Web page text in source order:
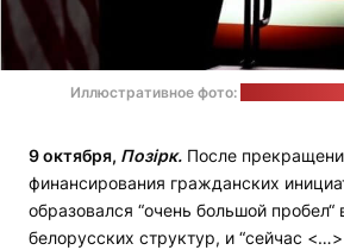
Иллюстративное фото:
9 октября, Позірк. После
финансирования гражданских
образовался “очень большой
белорусских структур, и “сейчас